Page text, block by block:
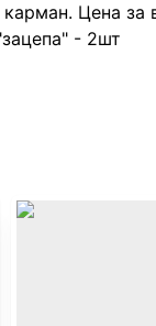
Цена за
- 2шт